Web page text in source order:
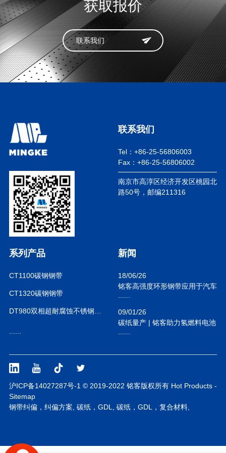
获取报价
联系我们
联系我们
Tel：+86-25-56806003
Fax：+86-25-56806002
南京市高淳区经济开发区桃园北
路50号，邮编211316
系列产品
CT1100碳钢钢带
CT1320碳钢钢带
DT980双相超耐腐蚀不锈钢钢带
新闻
18/06/26
铭客高强度环形钢带应用于汽车
风洞测试
09/01/26
碳纸量产 | 铭客助力氢燃料电池
碳纸实现“连续化”跨越
沪ICP备14027287号-1 © 2019-2022 铭客版权所有 Hot Products-
Sitemap
钢带纠偏，纠偏方案 碳纸，GDL 碳纸，GDL，复合材料,